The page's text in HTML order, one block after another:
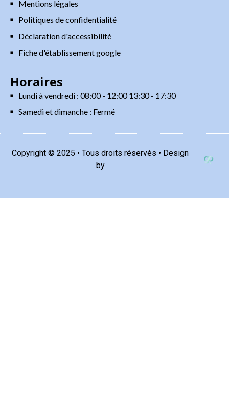
Mentions légales
Politiques de confidentialité
Déclaration d'accessibilité
Fiche d'établissement google
Horaires
Lundi à vendredi : 08:00 - 12:00 13:30 - 17:30
Samedi et dimanche : Fermé
Copyright © 2025 • Tous droits réservés • Design
by